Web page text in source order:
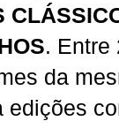
. Entre
da
edições